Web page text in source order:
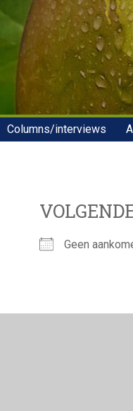
Columns/interviews
Geen